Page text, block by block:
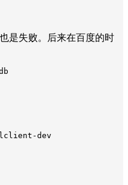
是失败。后来在百度的时